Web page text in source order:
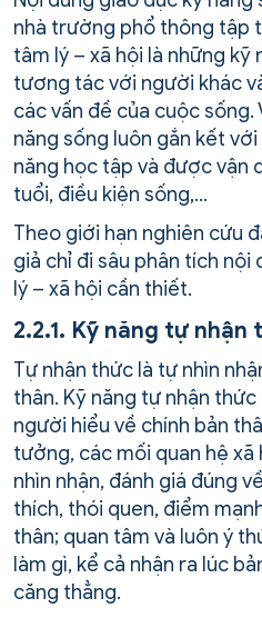
nhà trường phổ thông tập
tâm lý – xã hội là những
tương tác với người khác
các vấn đề của cuộc sống.
năng sống luôn gắn kết
năng học tập và được vận
tuổi, điều kiện sống,…
Theo giới hạn nghiên cứu
giả chỉ đi sâu phân tích nội
lý – xã hội cần thiết.
2.2.1. Kỹ năng tự nhận
Tự nhận thức là tự nhìn
thân. Kỹ năng tự nhận
người hiểu về chính bản
tưởng, các mối quan hệ xã
nhìn nhận, đánh giá đúng
thích, thói quen, điểm
thân; quan tâm và luôn ý
làm gì, kể cả nhận ra lúc
căng thẳng.